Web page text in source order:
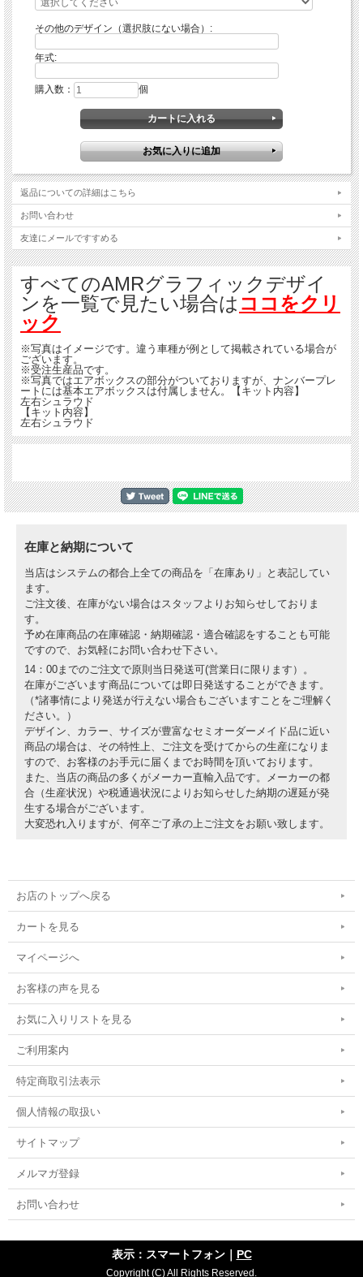
その他のデザイン（選択肢にない場合）:
年式:
購入数： 個
返品についての詳細はこちら
お問い合わせ
友達にメールですすめる
すべてのAMRグラフィックデザイ
ンを一覧で見たい場合は ココをクリ
ック
※写真はイメージです。違う車種が例として掲載されている場合が
ございます。
※受注生産品です。
※写真ではエアボックスの部分がついておりますが、ナンバープレ
ートには基本エアボックスは付属しません。【キット内容】
左右シュラウド
【キット内容】
左右シュラウド
在庫と納期について
当店はシステムの都合上全ての商品を「在庫あり」と表記してい
ます。
ご注文後、在庫がない場合はスタッフよりお知らせしておりま
す。
予め在庫商品の在庫確認・納期確認・適合確認をすることも可能
ですので、お気軽にお問い合わせ下さい。
14：00までのご注文で原則当日発送可(営業日に限ります）。
在庫がございます商品については即日発送することができます。
（*諸事情により発送が行えない場合もございますことをご理解く
ださい。）
デザイン、カラー、サイズが豊富なセミオーダーメイド品に近い
商品の場合は、その特性上、ご注文を受けてからの生産になりま
すので、お客様のお手元に届くまでお時間を頂いております。
また、当店の商品の多くがメーカー直輸入品です。メーカーの都
合（生産状況）や税通過状況によりお知らせした納期の遅延が発
生する場合がございます。
大変恐れ入りますが、何卒ご了承の上ご注文をお願い致します。
お店のトップへ戻る
カートを見る
マイページへ
お客様の声を見る
お気に入りリストを見る
ご利用案内
特定商取引法表示
個人情報の取扱い
サイトマップ
メルマガ登録
お問い合わせ
表示：スマートフォン｜ PC
Copyright (C) All Rights Reserved.